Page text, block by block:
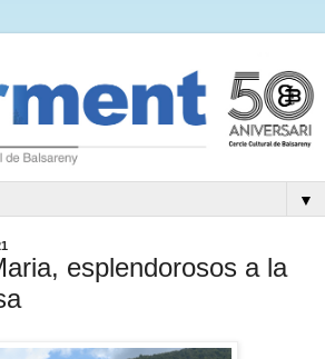
▼
esplendorosos a la